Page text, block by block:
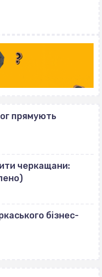
прямують
черкащани:
бізнес-